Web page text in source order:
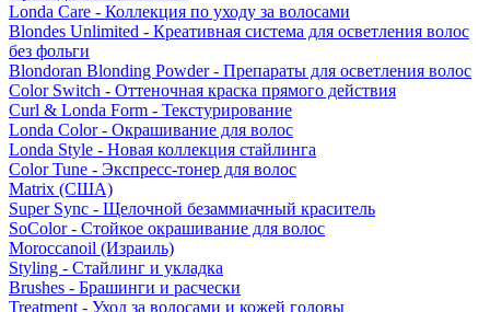
Londa Care - Коллекция по уходу за волосами
Blondes Unlimited - Креативная система для осветления волос
без фольги
Blondoran Blonding Powder - Препараты для осветления волос
Color Switch - Оттеночная краска прямого действия
Curl & Londa Form - Текстурирование
Londa Color - Окрашивание для волос
Londa Style - Новая коллекция стайлинга
Color Tune - Экспресс-тонер для волос
Matrix (США)
Super Sync - Щелочной безаммиачный краситель
SoColor - Стойкое окрашивание для волос
Moroccanoil (Израиль)
Styling - Стайлинг и укладка
Brushes - Брашинги и расчески
Treatment - Уход за волосами и кожей головы